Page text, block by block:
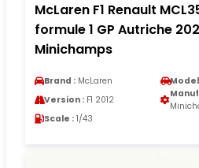
McLaren F1 Renault
formule 1 GP Autriche
Minichamps
Brand : McLaren
Version : F1 2012
Scale : 1/43